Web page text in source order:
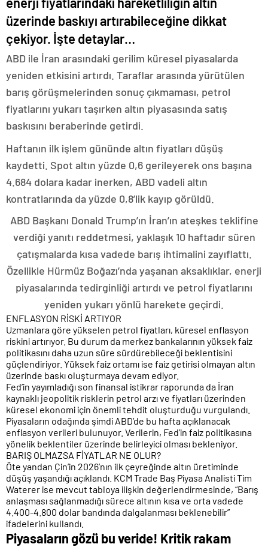
üzerinde baskıyı artırabileceğine dikkat
çekiyor. İşte detaylar…
ABD ile İran arasındaki gerilim küresel piyasalarda
yeniden etkisini artırdı. Taraflar arasında yürütülen
barış görüşmelerinden sonuç çıkmaması, petrol
fiyatlarını yukarı taşırken altın piyasasında satış
baskısını beraberinde getirdi.
Haftanın ilk işlem gününde altın fiyatları düşüş
kaydetti. Spot altın yüzde 0,6 gerileyerek ons başına
4.684 dolara kadar inerken, ABD vadeli altın
kontratlarında da yüzde 0,8’lik kayıp görüldü.
ABD Başkanı Donald Trump’ın İran’ın ateşkes teklifine
verdiği yanıtı reddetmesi, yaklaşık 10 haftadır süren
çatışmalarda kısa vadede barış ihtimalini zayıflattı.
Özellikle Hürmüz Boğazı’nda yaşanan aksaklıklar, enerji
piyasalarında tedirginliği artırdı ve petrol fiyatlarını
yeniden yukarı yönlü harekete geçirdi.
ENFLASYON RİSKİ ARTIYOR
Uzmanlara göre yükselen petrol fiyatları, küresel enflasyon
riskini artırıyor. Bu durum da merkez bankalarının yüksek faiz
politikasını daha uzun süre sürdürebileceği beklentisini
güçlendiriyor. Yüksek faiz ortamı ise faiz getirisi olmayan altın
üzerinde baskı oluşturmaya devam ediyor.
Fed’in yayımladığı son finansal istikrar raporunda da İran
kaynaklı jeopolitik risklerin petrol arzı ve fiyatları üzerinden
küresel ekonomi için önemli tehdit oluşturduğu vurgulandı.
Piyasaların odağında şimdi ABD’de bu hafta açıklanacak
enflasyon verileri bulunuyor. Verilerin, Fed’in faiz politikasına
yönelik beklentiler üzerinde belirleyici olması bekleniyor.
BARIŞ OLMAZSA FİYATLAR NE OLUR?
Öte yandan Çin’in 2026’nın ilk çeyreğinde altın üretiminde
düşüş yaşandığı açıklandı. KCM Trade Baş Piyasa Analisti Tim
Waterer ise mevcut tabloya ilişkin değerlendirmesinde, “Barış
anlaşması sağlanmadığı sürece altının kısa ve orta vadede
4.400-4.800 dolar bandında dalgalanması beklenebilir”
ifadelerini kullandı.
Piyasaların gözü bu veride! Kritik rakam